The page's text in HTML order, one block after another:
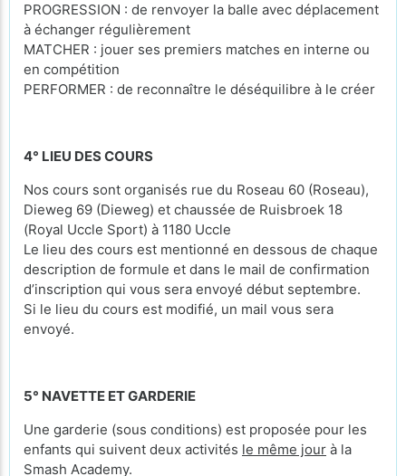
PROGRESSION : de renvoyer la balle avec déplacement
à échanger régulièrement
MATCHER : jouer ses premiers matches en interne ou
en compétition
PERFORMER : de reconnaître le déséquilibre à le créer
4° LIEU DES COURS
Nos cours sont organisés rue du Roseau 60 (Roseau),
Dieweg 69 (Dieweg) et chaussée de Ruisbroek 18
(Royal Uccle Sport) à 1180 Uccle
Le lieu des cours est mentionné en dessous de chaque
description de formule et dans le mail de confirmation
d’inscription qui vous sera envoyé début septembre.
Si le lieu du cours est modifié, un mail vous sera
envoyé.
5° NAVETTE ET GARDERIE
Une garderie (sous conditions) est proposée pour les
enfants qui suivent deux activités le même jour à la
Smash Academy.